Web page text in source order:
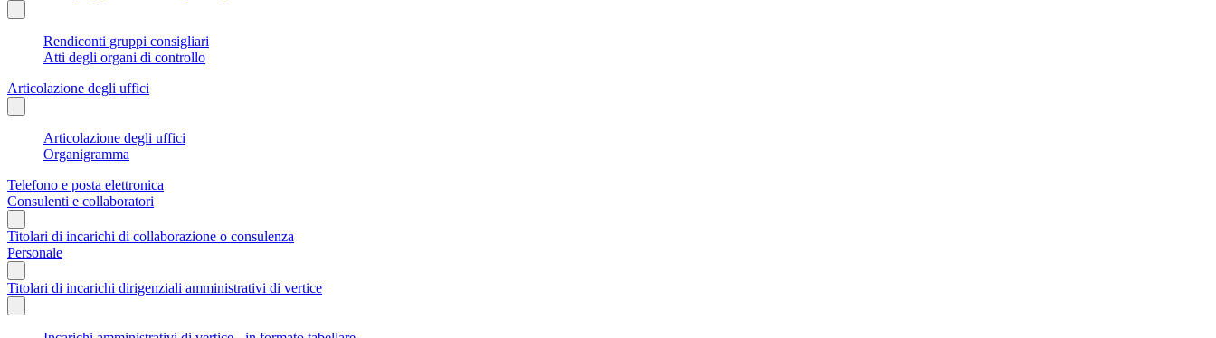
Rendiconti gruppi consigliari
Atti degli organi di controllo
Articolazione degli uffici
Articolazione degli uffici
Organigramma
Telefono e posta elettronica
Consulenti e collaboratori
Titolari di incarichi di collaborazione o consulenza
Personale
Titolari di incarichi dirigenziali amministrativi di vertice